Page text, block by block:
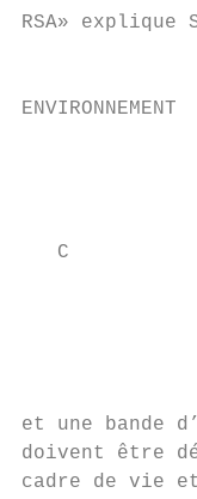
RSA»
ENVIRONNEMENT
   C
et une bande
doivent être
cadre de vie